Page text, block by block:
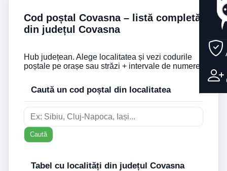
Cod poștal Covasna – listă completă
din județul Covasna
Hub județean. Alege localitatea și vezi codurile
poștale pe orașe sau străzi + intervale de numere.
Caută un cod poștal din localitatea
Caută
Tabel cu localități din județul Covasna